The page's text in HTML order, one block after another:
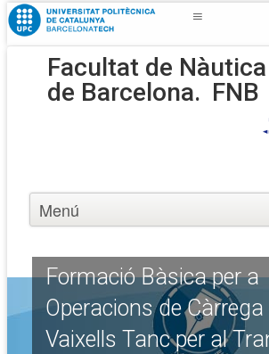
Facultat de Nàutica
de Barcelona. FNB
Formació Bàsica per a
Operacions de Càrrega
Vaixells Tanc per al